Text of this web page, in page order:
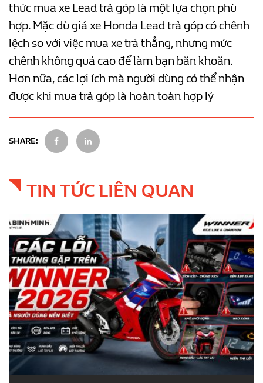
thức mua xe Lead trả góp là một lựa chọn phù
hợp. Mặc dù giá xe Honda Lead trả góp có chênh
lệch so với việc mua xe trả thẳng, nhưng mức
chênh không quá cao để làm bạn băn khoăn.
Hơn nữa, các lợi ích mà người dùng có thể nhận
được khi mua trả góp là hoàn toàn hợp lý
SHARE:
TIN TỨC LIÊN QUAN